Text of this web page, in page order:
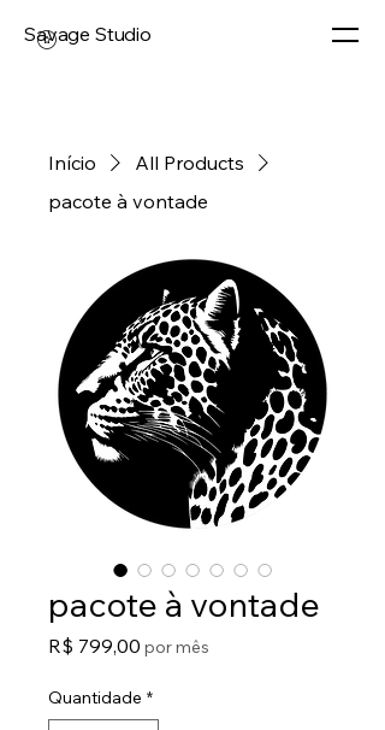
Savage Studio
Início
All Products
pacote à vontade
pacote à vontade
R$ 799,00 Preço
por mês
Quantidade *